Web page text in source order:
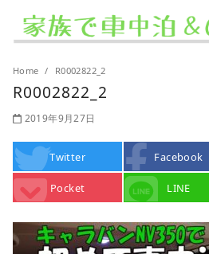
Home R0002822_2
R0002822_2
2019年9月27日
Twitter Facebook
Pocket LINE